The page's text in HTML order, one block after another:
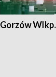
Gorzów